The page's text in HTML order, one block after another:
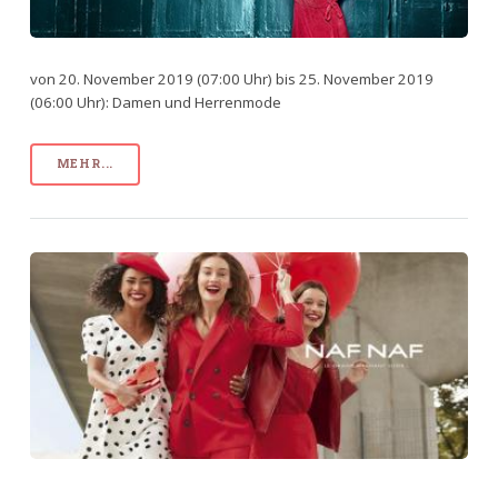
von 20. November 2019 (07:00 Uhr) bis 25. November 2019
(06:00 Uhr): Damen und Herrenmode
MEHR...